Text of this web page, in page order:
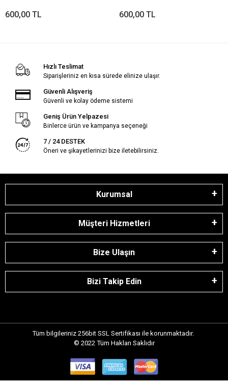
600,00 TL 600,00 TL
Hızlı Teslimat
Siparişleriniz en kısa sürede elinize ulaşır.
Güvenli Alışveriş
Güvenli ve kolay ödeme sistemi
Geniş Ürün Yelpazesi
Binlerce ürün ve kampanya seçeneği
7 / 24 DESTEK
Öneri ve şikayetlerinizi bize iletebilirsiniz.
Kurumsal
Müşteri Hizmetleri
Bize Ulaşın
Bizi Takip Edin
Tüm bilgileriniz 256bit SSL Sertifikası ile korunmaktadır.
© 2022 Tüm Hakları Saklıdır